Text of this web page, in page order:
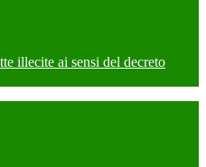
illecite ai sensi del decreto